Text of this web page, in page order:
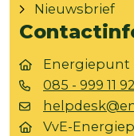
Nieuwsbrief
Energiepunt
085 - 999 11 92
VvE-